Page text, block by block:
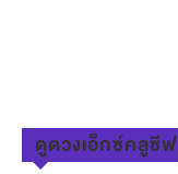
ดูดวงเอ็กซ์คลูซีฟ